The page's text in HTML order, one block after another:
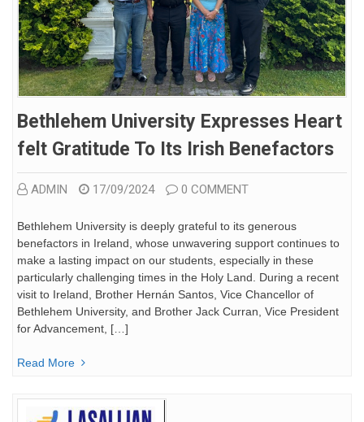
Bethlehem University Expresses Heart
Felt Gratitude To Its Irish Benefactors
ADMIN 17/09/2024 0 COMMENT
Bethlehem University is deeply grateful to its generous
benefactors in Ireland, whose unwavering support continues to
make a lasting impact on our students, especially in these
particularly challenging times in the Holy Land. During a recent
visit to Ireland, Brother Hernán Santos, Vice Chancellor of
Bethlehem University, and Brother Jack Curran, Vice President
for Advancement, […]
Read More